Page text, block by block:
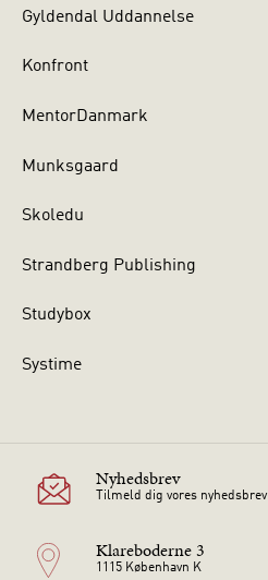
Gyldendal Uddannelse
Konfront
MentorDanmark
Munksgaard
Skoledu
Strandberg Publishing
Studybox
Systime
Nyhedsbrev
Tilmeld dig vores nyhedsbrev
Klareboderne 3
1115 København K